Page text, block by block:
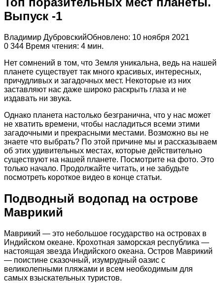
Выпуск -1
Владимир ДубровскийОбновлено: 10 ноября 2021
0 344 Время чтения: 4 мин.
Нет сомнений в том, что Земля уникальна, ведь на нашей
планете существует так много красивых, интересных,
причудливых и загадочных мест. Некоторые из них
заставляют нас даже широко раскрыть глаза и не
издавать ни звука.
Однако планета настолько безгранична, что у нас может
не хватить времени, чтобы насладиться всеми этими
загадочными и прекрасными местами. Возможно вы не
знаете что выбрать? По этой причине мы и рассказываем
об этих удивительных местах, которые действительно
существуют на нашей планете. Посмотрите на фото. Это
только начало. Продолжайте читать, и не забудьте
посмотреть короткое видео в конце статьи.
Подводный водопад на острове
Маврикий
Маврикий — это небольшое государство на островах в
Индийском океане. Крохотная заморская республика —
настоящая звезда Индийского океана. Остров Маврикий
— поистине сказочный, изумрудный оазис с
великолепными пляжами и всем необходимым для
самых взыскательных туристов.